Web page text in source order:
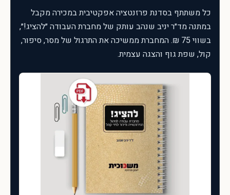
כל משתתף בסדנת פרזנטציה אפקטיבית במכירה מקבל
במתנה מד״ר יניב שנהב עותק של מחברת העבודה ״להציג!״,
בשווי 75 ₪. המחברת ממשיכה את התרגול של מסר, סיפור,
קול, שפת גוף והצגה עצמית.